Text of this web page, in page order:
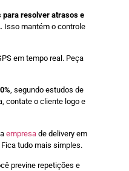
para resolver atrasos e
Isso mantém o controle
em tempo real. Peça
, segundo estudos de
contate o cliente logo e
empresa de delivery em
tudo mais simples.
previne repetições e